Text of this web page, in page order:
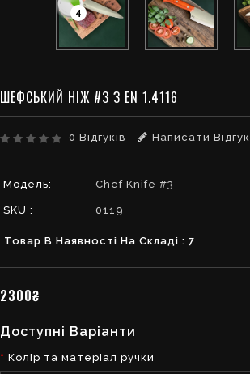
4
ШЕФСЬКИЙ НІЖ #3 З EN 1.4116
0 Відгуків Написати Відгук
Модель: Chef Knife #3
SKU : 0119
Товар В Наявності На Складі : 7
2300₴
Доступні Варіанти
Колір та матеріал ручки